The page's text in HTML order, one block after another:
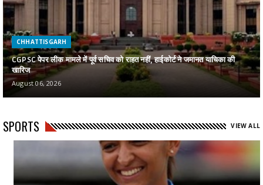
CHHATTISGARH
CGPSC पेपर लीक मामले में पूर्व सचिव को राहत नहीं, हाईकोर्ट ने जमानत याचिका की
खारिज
August 06, 2026
SPORTS VIEW ALL